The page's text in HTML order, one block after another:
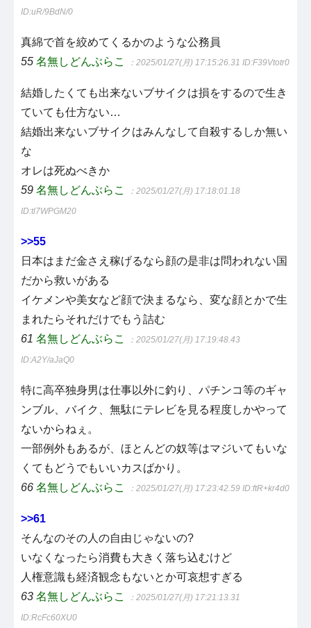
ID:uR/9BdN/0
真綿で首を絞めてくるかのような公務員
55 名無しどんぶらこ ：2025/01/27(月) 17:15:26.31 ID:F39Vtotr0
結婚したくても出来ないブサイクは損をするので生き
ていても仕方ない…
結婚出来ないブサイクはみんなして自殺するしか無い
な
オレは死ぬべきか
59 名無しどんぶらこ ：2025/01/27(月) 17:18:01.18
ID:tl7WPGM20
>>55
日本はまだ金さえ稼げるなら顔の是非は問われない国
だから救いがある
イケメンや美女など顔で決まるなら、変な顔とかで生
まれたらそれだけでもう詰む
61 名無しどんぶらこ ：2025/01/27(月) 17:19:48.43
ID:A2Y/aJaQ0
特に高卒独身男は仕事以外に釣り、パチンコ等のギャ
ンブル、バイク、無駄にテレビを見る程度しかやって
ないからねぇ。
一部例外もあるが、ほとんどの奴等はマジいてもいな
くてもどうでもいいカスばかり。
66 名無しどんぶらこ ：2025/01/27(月) 17:23:42.59 ID:ftR+kr4d0
>>61
そんなのその人の自由じゃないの?
いなくなったら消費も大きく落ち込むけど
人権意識も経済観念もないとか可哀想すぎる
63 名無しどんぶらこ ：2025/01/27(月) 17:21:13.31
ID:RcFc60XU0